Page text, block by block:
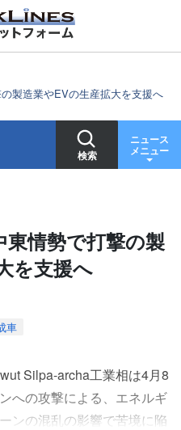
製造業やEVの生産拡大を支援へ
検索
ニュース
メニュー
情勢で打撃の製
を支援へ
車
Silpa-archa工業相は4月8
への攻撃による、エネルギ
ンの混乱の影響で苦境に陥